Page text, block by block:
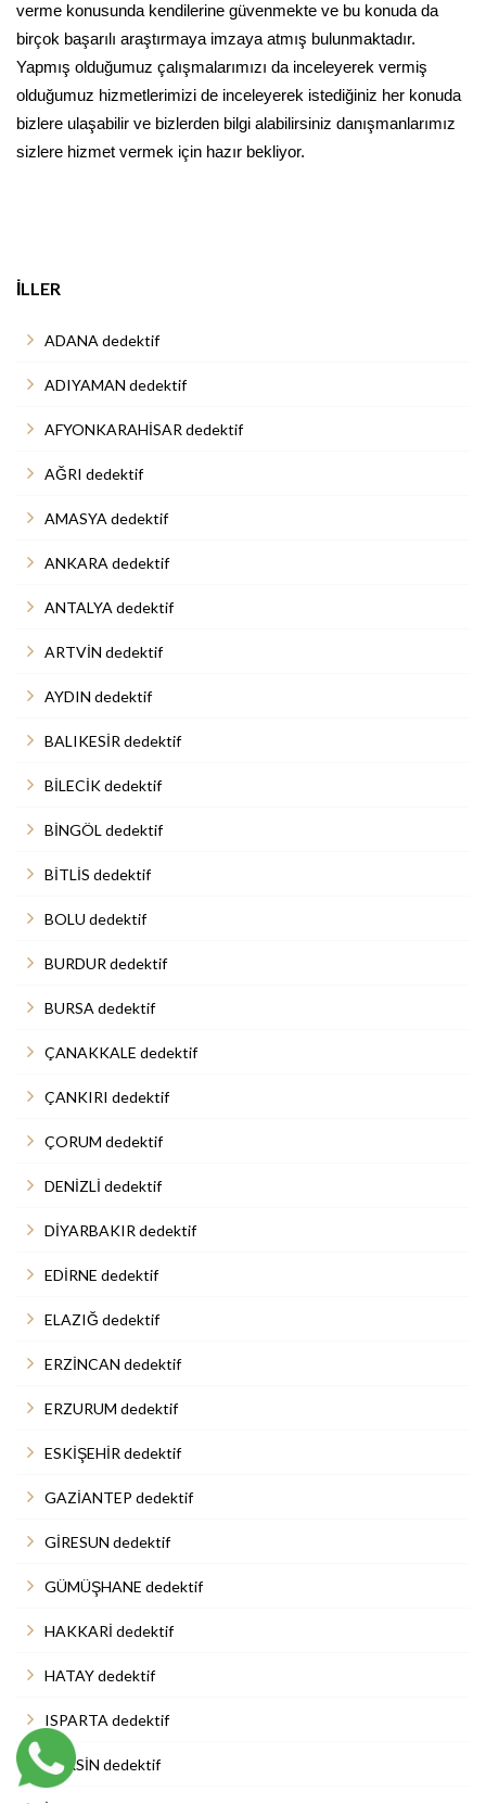
verme konusunda kendilerine güvenmekte ve bu konuda da
birçok başarılı araştırmaya imzaya atmış bulunmaktadır.
Yapmış olduğumuz çalışmalarımızı da inceleyerek vermiş
olduğumuz hizmetlerimizi de inceleyerek istediğiniz her konuda
bizlere ulaşabilir ve bizlerden bilgi alabilirsiniz danışmanlarımız
sizlere hizmet vermek için hazır bekliyor.
İLLER
ADANA dedektif
ADIYAMAN dedektif
AFYONKARAHİSAR dedektif
AĞRI dedektif
AMASYA dedektif
ANKARA dedektif
ANTALYA dedektif
ARTVİN dedektif
AYDIN dedektif
BALIKESİR dedektif
BİLECİK dedektif
BİNGÖL dedektif
BİTLİS dedektif
BOLU dedektif
BURDUR dedektif
BURSA dedektif
ÇANAKKALE dedektif
ÇANKIRI dedektif
ÇORUM dedektif
DENİZLİ dedektif
DİYARBAKIR dedektif
EDİRNE dedektif
ELAZIĞ dedektif
ERZİNCAN dedektif
ERZURUM dedektif
ESKİŞEHİR dedektif
GAZİANTEP dedektif
GİRESUN dedektif
GÜMÜŞHANE dedektif
HAKKARİ dedektif
HATAY dedektif
ISPARTA dedektif
MERSİN dedektif